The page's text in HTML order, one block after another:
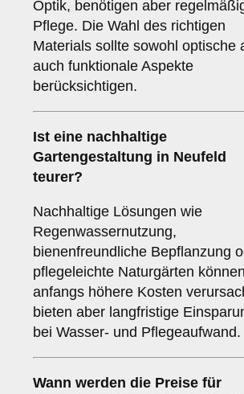
Optik, benötigen aber
Pflege. Die Wahl des richtigen
Materials sollte sowohl optische
auch funktionale Aspekte
berücksichtigen.
Ist eine nachhaltige
Gartengestaltung in Neufeld
teurer?
Nachhaltige Lösungen wie
Regenwassernutzung,
bienenfreundliche Bepflanzung
pflegeleichte Naturgärten können
anfangs höhere Kosten
bieten aber langfristige
bei Wasser- und Pflegeaufwand.
Wann werden die Preise für